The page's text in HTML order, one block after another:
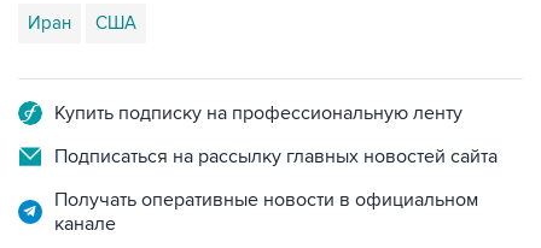
Иран США
Купить подписку на профессиональную ленту
Подписаться на рассылку главных новостей сайта
Получать оперативные новости в официальном
канале